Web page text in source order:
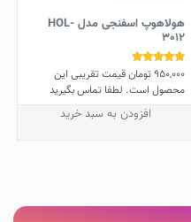
هولاهوپ اسفنجی مدل HOL-
3012
نمره
5.00
از 5
950,000تومانقیمت تقریبی این
محصول است. لطفا تماس بگیرید
افزودن به سبد خرید